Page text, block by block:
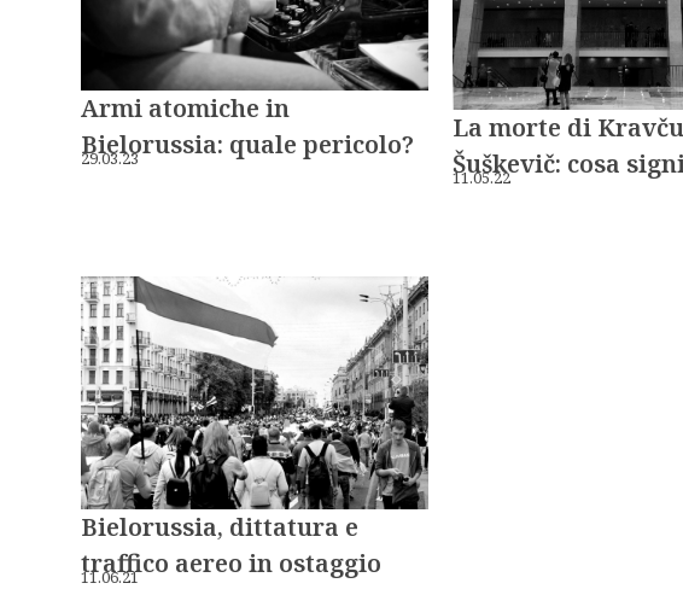
Armi atomiche in
Bielorussia: quale pericolo?
29.03.23
La morte di
Šuškevič: cosa
11.05.22
Bielorussia, dittatura e
traffico aereo in ostaggio
11.06.21